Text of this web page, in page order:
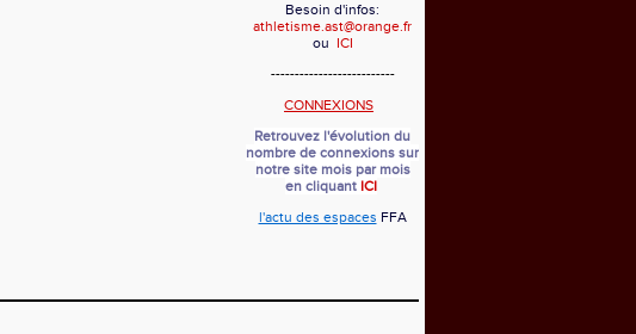
Besoin d'infos:
athletisme.ast@orange.fr
ou ICI
--------------------------
CONNEXIONS
Retrouvez l'évolution du
nombre de connexions sur
notre site mois par mois
en cliquant ICI
l'actu des espaces FFA